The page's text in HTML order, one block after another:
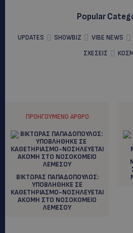
Popular
UPDATES SHOWBIZ VIBE NEWS
ΣΧΕΣΕΙΣ
ΠΡΟΗΓΟΎΜΕΝΟ ΆΡΘΡΟ
ΒΙΚΤΩΡΑΣ ΠΑΠΑΔΟΠΟΥΛΟΣ:
YΠΟΒΛΗΘΗΚΕ ΣΕ
ΚΑΘΕΤΗΡΙΑΣΜΟ-ΝΟΣΗΛΕΥΕΤΑΙ
ΑΚΟΜΗ ΣΤΟ ΝΟΣΟΚΟΜΕΙΟ
ΛΕΜΕΣΟΥ